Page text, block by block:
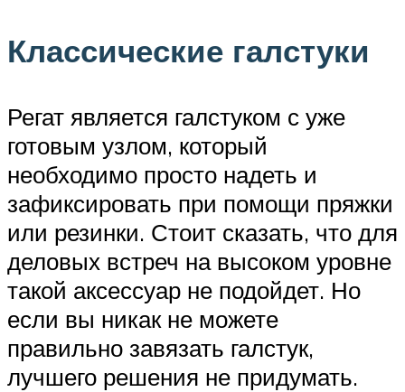
Классические галстуки
Регат является галстуком с уже
готовым узлом, который
необходимо просто надеть и
зафиксировать при помощи пряжки
или резинки. Стоит сказать, что для
деловых встреч на высоком уровне
такой аксессуар не подойдет. Но
если вы никак не можете
правильно завязать галстук,
лучшего решения не придумать.